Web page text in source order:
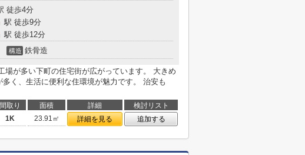
徒歩4分
駅 徒歩9分
駅 徒歩12分
構造 鉄骨造
場が多い下町の住宅街が広がっています。 大きめ
く、生活に便利な住環境が魅力です。 治安も
間取り 面積 詳細
検討リスト
1K 23.91㎡ 詳細を見る 追加する